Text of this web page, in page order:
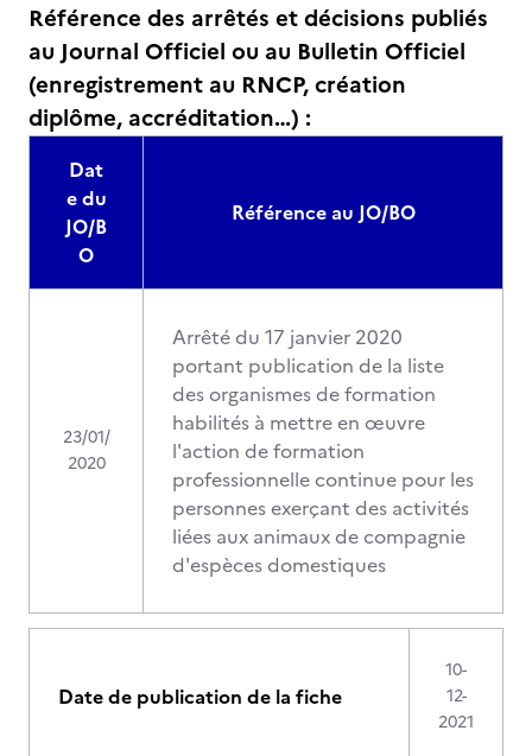
Référence des arrêtés et décisions publiés
au Journal Officiel ou au Bulletin Officiel
(enregistrement au RNCP, création
diplôme, accréditation…) :
Dat
e du
JO/B
O
Référence au JO/BO
23/01/
2020
Arrêté du 17 janvier 2020
portant publication de la liste
des organismes de formation
habilités à mettre en œuvre
l'action de formation
professionnelle continue pour les
personnes exerçant des activités
liées aux animaux de compagnie
d'espèces domestiques
Date de publication de la fiche
10-
12-
2021